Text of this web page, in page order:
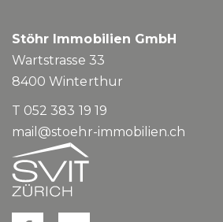
Stöhr Immobilien GmbH
Wartstrasse 33
8400Winterthur
T 052 383 19 19
mail@stoehr-immobilien.ch